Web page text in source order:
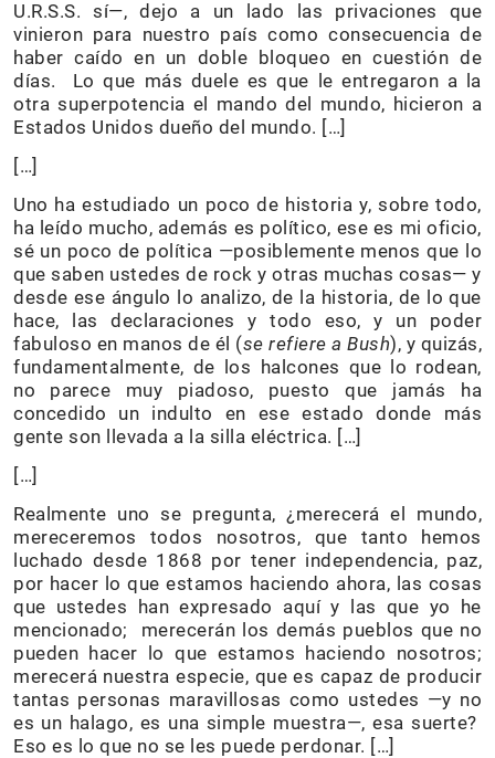
U.R.S.S. sí—, dejo a un lado las privaciones que
vinieron para nuestro país como consecuencia de
haber caído en un doble bloqueo en cuestión de
días. Lo que más duele es que le entregaron a la
otra superpotencia el mando del mundo, hicieron a
Estados Unidos dueño del mundo. […]
[…]
Uno ha estudiado un poco de historia y, sobre todo,
ha leído mucho, además es político, ese es mi oficio,
sé un poco de política —posiblemente menos que lo
que saben ustedes de rock y otras muchas cosas— y
desde ese ángulo lo analizo, de la historia, de lo que
hace, las declaraciones y todo eso, y un poder
fabuloso en manos de él (se refiere a Bush), y quizás,
fundamentalmente, de los halcones que lo rodean,
no parece muy piadoso, puesto que jamás ha
concedido un indulto en ese estado donde más
gente son llevada a la silla eléctrica. […]
[…]
Realmente uno se pregunta, ¿merecerá el mundo,
mereceremos todos nosotros, que tanto hemos
luchado desde 1868 por tener independencia, paz,
por hacer lo que estamos haciendo ahora, las cosas
que ustedes han expresado aquí y las que yo he
mencionado; merecerán los demás pueblos que no
pueden hacer lo que estamos haciendo nosotros;
merecerá nuestra especie, que es capaz de producir
tantas personas maravillosas como ustedes —y no
es un halago, es una simple muestra—, esa suerte?
Eso es lo que no se les puede perdonar. […]